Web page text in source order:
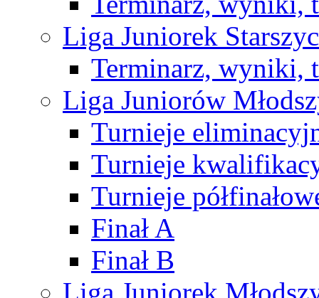
Liga Juniorek
Terminarz, wyniki,
Liga Juniorów
Turnieje
Turnieje
Turnieje
Finał A
Finał B
Liga Juniorek